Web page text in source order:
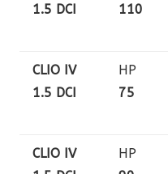
1.5 DCI
110
CLIO IV
1.5 DCI
HP
75
CLIO IV
HP